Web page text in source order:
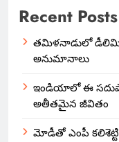
Recent Posts
తమిళనాడులో
అనుమానాలు
ఇండియాలో‌ ఈ
అతీతమైన జీవితం
మోడీతో ఎంపీ కలిశెట్టి